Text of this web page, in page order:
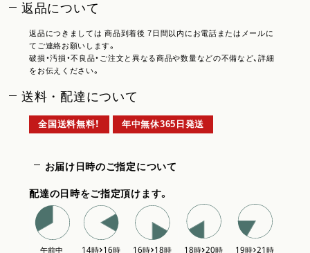
返品について
返品につきましては 商品到着後 7日間以内にお電話またはメールに
てご連絡お願いします。
破損・汚損・不良品・ご注文と異なる商品や数量などの不備など、詳細
をお伝えください。
送料・配達について
全国送料無料！ 年中無休365日発送
お届け日時のご指定について
配達の日時をご指定頂けます。